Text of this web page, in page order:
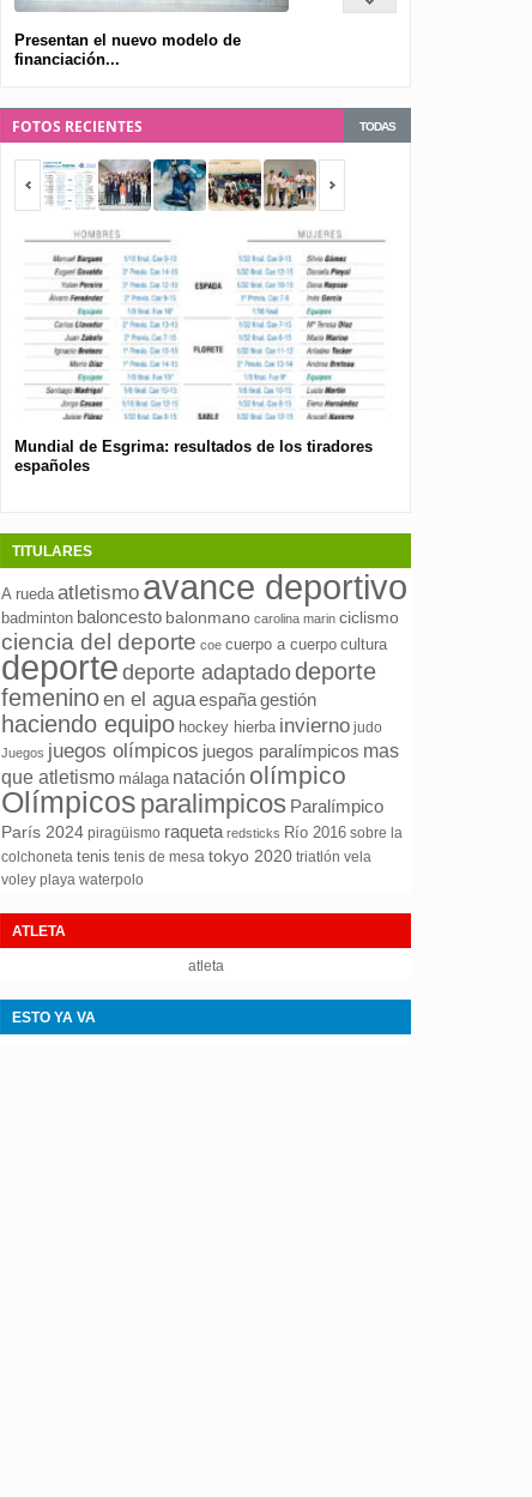
Presentan el nuevo modelo de
financiación...
TODAS
FOTOS RECIENTES
Mundial de Esgrima: resultados de los tiradores
españoles
TITULARES
A rueda atletismo avance deportivo
badminton baloncesto balonmano carolina marin ciclismo
ciencia del deporte coe cuerpo a cuerpo cultura
deporte deporte adaptadodeporte
femeninoen el aguaespaña gestión
haciendo equipo hockey hierba invierno judo
Juegos juegos olímpicos juegos paralímpicos mas
que atletismo málaga natación olímpico
Olímpicos paralimpicos Paralímpico
París 2024 piragüismo raqueta redsticks Río 2016 sobre la
colchoneta tenis tenis de mesa tokyo 2020 triatlón vela
voley playa waterpolo
ATLETA
atleta
ESTO YA VA